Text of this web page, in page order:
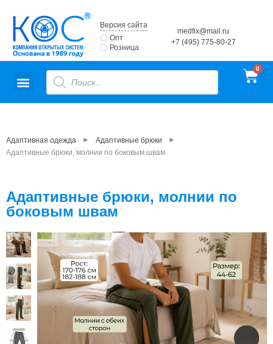
Версия сайта
Опт
Розница
medfix@mail.ru
+7 (495) 775-80-27
Адаптивная одежда ► Адаптивные брюки
►
Адаптивные брюки, молнии по боковым швам
Адаптивные брюки, молнии по
боковым швам